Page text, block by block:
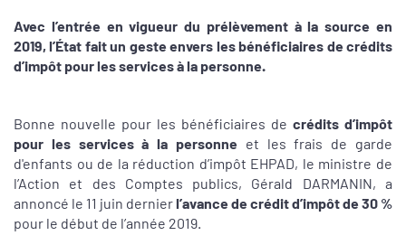
Avec l’entrée en vigueur du prélèvement à la source en
2019, l’État fait un geste envers les bénéficiaires de crédits
d’impôt pour les services à la personne.
Bonne nouvelle pour les bénéficiaires de crédits d’impôt
pour les services à la personne et les frais de garde
d'enfants ou de la réduction d’impôt EHPAD, le ministre de
l’Action et des Comptes publics, Gérald DARMANIN, a
annoncé le 11 juin dernierl’avance de crédit d’impôt de 30 %
pour le début de l’année 2019.